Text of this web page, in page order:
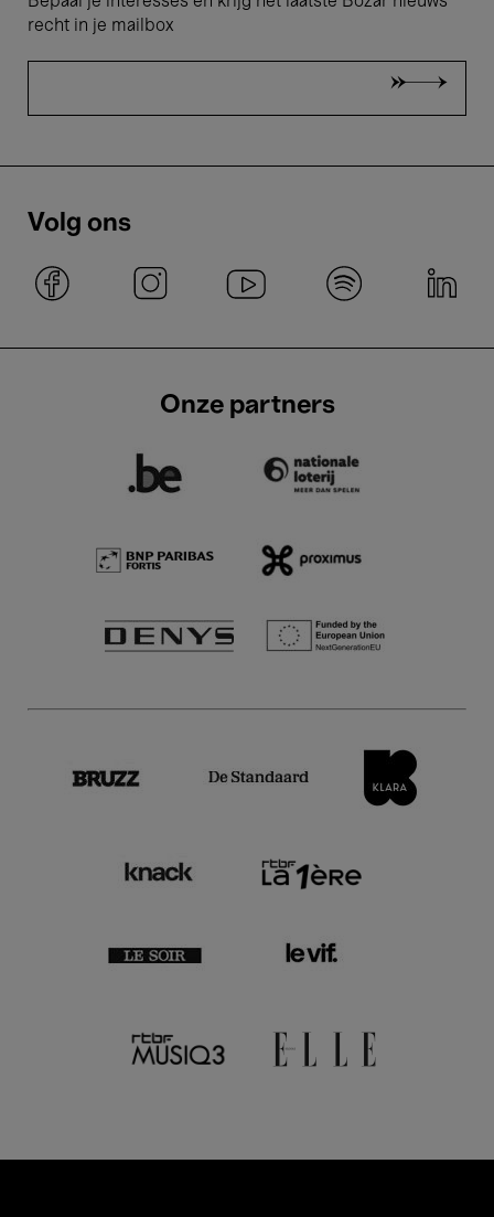
recht in je mailbox
Volg ons
Onze partners